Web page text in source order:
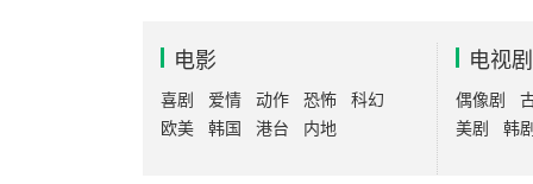
电影
喜剧 爱情 动作 恐怖
科幻
欧美
韩国 港台 内地
电视剧
偶像剧
美剧
韩